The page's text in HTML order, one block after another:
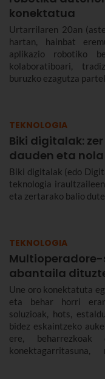
konektatua
Urtarrilaren 20an
hartan, hainbat
aplikazio robotiko
kolaboratiboari,
buruzko ezagutza
TEKNOLOGIA
Biki digitalak:
dauden eta
Biki digitalak (edo
teknologia
eta zertarako balio
TEKNOLOGIA
Multioperadore-
abantaila
Une oro konektatuta
eta behar horri
soluzioak, hots,
bidez eskaintzeko
ere,
konektagarritasuna,